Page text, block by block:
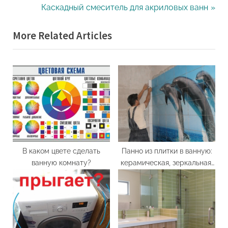
o
u
s
P
o
s
t
N
x
t
P
o
s
t
:
Каскадный смеситель для акриловых ванн
More Related Articles
В каком цвете сделать
ванную комнату?
Панно из плитки в ванную:
керамическая, зеркальная,
мозаика